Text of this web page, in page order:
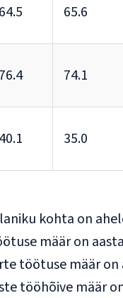
64.5 65.6
76.4 74.1
40.1 35.0
kohta on
määr on
töötuse määr on
tööhõive määr